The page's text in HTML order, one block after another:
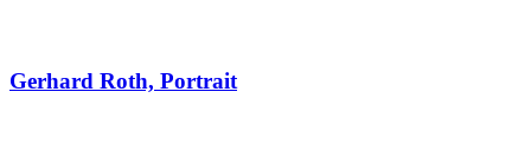
Gerhard Roth, Portrait